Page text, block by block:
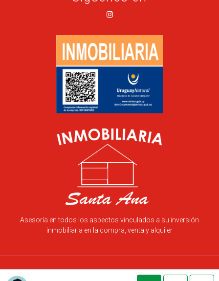
Asesoría en todos los aspectos vinculados a su inversión
inmobiliaria en la compra, venta y alquiler
Inmobiliaria Santa Ana | Paola Bermúdez Félix © 2025. Todos